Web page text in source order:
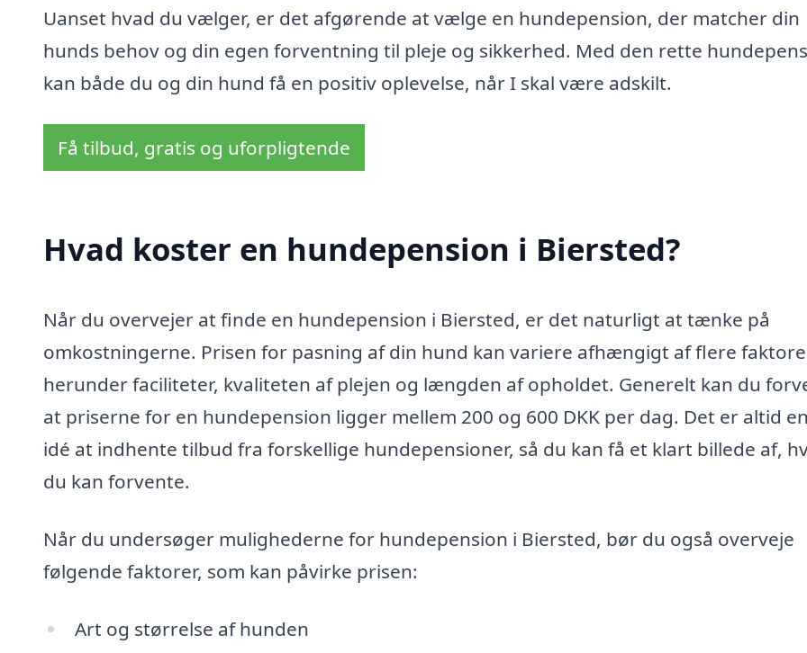
Uanset hvad du vælger, er det afgørende at vælge en hundepension, der matcher din
hunds behov og din egen forventning til pleje og sikkerhed. Med den rette
kan både du og din hund få en positiv oplevelse, når I skal være adskilt.
Få tilbud, gratis og uforpligtende
Hvad koster en hundepension i Biersted?
Når du overvejer at finde en hundepension i Biersted, er det naturligt at tænke på
omkostningerne. Prisen for pasning af din hund kan variere afhængigt af flere
herunder faciliteter, kvaliteten af plejen og længden af opholdet. Generelt kan du
at priserne for en hundepension ligger mellem 200 og 600 DKK per dag. Det er altid
idé at indhente tilbud fra forskellige hundepensioner, så du kan få et klart billede af,
du kan forvente.
Når du undersøger mulighederne for hundepension i Biersted, bør du også overveje
følgende faktorer, som kan påvirke prisen:
Art og størrelse af hunden